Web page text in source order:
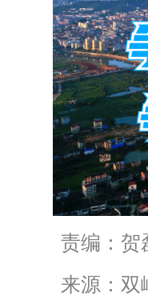
责编：贺
来源：双